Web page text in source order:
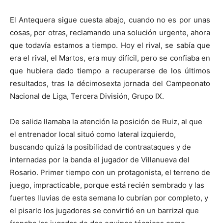
El Antequera sigue cuesta abajo, cuando no es por unas
cosas, por otras, reclamando una solución urgente, ahora
que todavía estamos a tiempo. Hoy el rival, se sabía que
era el rival, el Martos, era muy difícil, pero se confiaba en
que hubiera dado tiempo a recuperarse de los últimos
resultados, tras la décimosexta jornada del Campeonato
Nacional de Liga, Tercera División, Grupo IX.
De salida llamaba la atención la posición de Ruiz, al que
el entrenador local situó como lateral izquierdo,
buscando quizá la posibilidad de contraataques y de
internadas por la banda el jugador de Villanueva del
Rosario. Primer tiempo con un protagonista, el terreno de
juego, impracticable, porque está recién sembrado y las
fuertes lluvias de esta semana lo cubrían por completo, y
el pisarlo los jugadores se convirtió en un barrizal que